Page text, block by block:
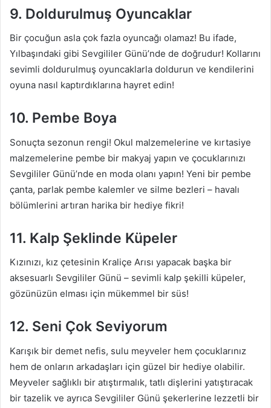
9. Doldurulmuş Oyuncaklar
Bir çocuğun asla çok fazla oyuncağı olamaz! Bu ifade,
Yılbaşındaki gibi Sevgililer Günü’nde de doğrudur! Kollarını
sevimli doldurulmuş oyuncaklarla doldurun ve kendilerini
oyuna nasıl kaptırdıklarına hayret edin!
10. Pembe Boya
Sonuçta sezonun rengi! Okul malzemelerine ve kırtasiye
malzemelerine pembe bir makyaj yapın ve çocuklarınızı
Sevgililer Günü’nde en moda olanı yapın! Yeni bir pembe
çanta, parlak pembe kalemler ve silme bezleri – havalı
bölümlerini artıran harika bir hediye fikri!
11. Kalp Şeklinde Küpeler
Kızınızı, kız çetesinin Kraliçe Arısı yapacak başka bir
aksesuarlı Sevgililer Günü – sevimli kalp şekilli küpeler,
gözünüzün elması için mükemmel bir süs!
12. Seni Çok Seviyorum
Karışık bir demet nefis, sulu meyveler hem çocuklarınız
hem de onların arkadaşları için güzel bir hediye olabilir.
Meyveler sağlıklı bir atıştırmalık, tatlı dişlerini yatıştıracak
bir tazelik ve ayrıca Sevgililer Günü şekerlerine lezzetli bir